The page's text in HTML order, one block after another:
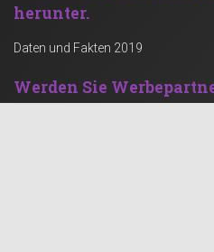
herunter.
Daten und Fakten 2019
Werden Sie